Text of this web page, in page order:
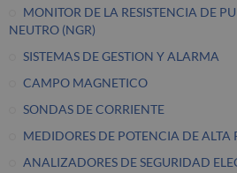
MONITOR DE LA RESISTENCIA DE
NEUTRO (NGR)
SISTEMAS DE GESTION Y ALARMA
CAMPO MAGNETICO
SONDAS DE CORRIENTE
MEDIDORES DE POTENCIA DE ALTA
ANALIZADORES DE SEGURIDAD